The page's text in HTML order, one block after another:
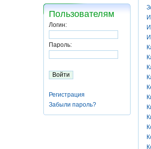
Пользователям
Логин:
Пароль:
Регистрация
Забыли пароль?